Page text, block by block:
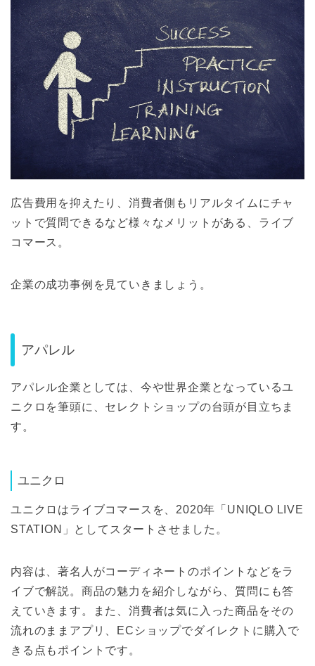
広告費用を抑えたり、消費者側もリアルタイムにチャ
ットで質問できるなど様々なメリットがある、ライブ
コマース。
企業の成功事例を見ていきましょう。
アパレル
アパレル企業としては、今や世界企業となっているユ
ニクロを筆頭に、セレクトショップの台頭が目立ちま
す。
ユニクロ
ユニクロはライブコマースを、2020年「UNIQLO LIVE
STATION」としてスタートさせました。
内容は、著名人がコーディネートのポイントなどをラ
イブで解説。商品の魅力を紹介しながら、質問にも答
えていきます。また、消費者は気に入った商品をその
流れのままアプリ、ECショップでダイレクトに購入で
きる点もポイントです。